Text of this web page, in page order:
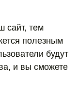
сайт, тем
полезным
будут
и вы сможете